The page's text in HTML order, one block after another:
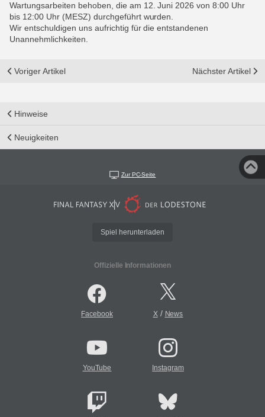
Wartungsarbeiten behoben, die am 12. Juni 2026 von 8:00 Uhr
bis 12:00 Uhr (MESZ) durchgeführt wurden.
Wir entschuldigen uns aufrichtig für die entstandenen
Unannehmlichkeiten.
Voriger Artikel Nächster Artikel
Hinweise
Neuigkeiten
Zur PC-Seite
Spiel herunterladen
Offizielle Informationen
Facebook X/ News
YouTube Instagram